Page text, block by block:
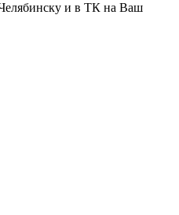
и в ТК на Ваш